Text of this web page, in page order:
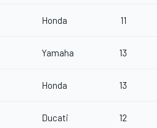
Honda 11
Yamaha 13
Honda 13
Ducati 12